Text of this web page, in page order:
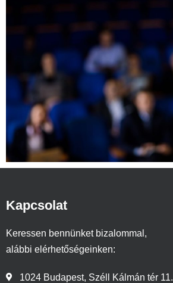
Kapcsolat
Keressen bennünket bizalommal,
alábbi elérhetőségeinken:
1024 Budapest, Széll Kálmán tér 11.